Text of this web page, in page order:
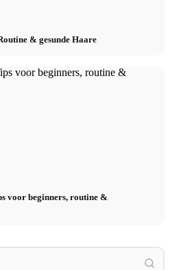
& gesunde Haare
voor beginners, routine &